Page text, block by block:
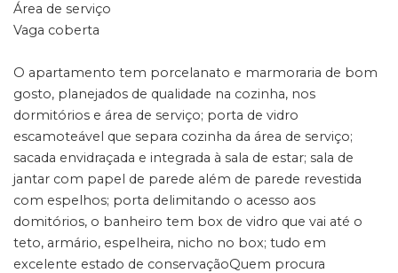
Área de serviço
Vaga coberta
O apartamento tem porcelanato e marmoraria de bom
gosto, planejados de qualidade na cozinha, nos
dormitórios e área de serviço; porta de vidro
escamoteável que separa cozinha da área de serviço;
sacada envidraçada e integrada à sala de estar; sala de
jantar com papel de parede além de parede revestida
com espelhos; porta delimitando o acesso aos
domitórios, o banheiro tem box de vidro que vai até o
teto, armário, espelheira, nicho no box; tudo em
excelente estado de conservaçãoQuem procura